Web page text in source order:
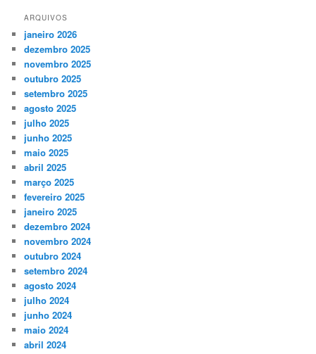
ARQUIVOS
janeiro 2026
dezembro 2025
novembro 2025
outubro 2025
setembro 2025
agosto 2025
julho 2025
junho 2025
maio 2025
abril 2025
março 2025
fevereiro 2025
janeiro 2025
dezembro 2024
novembro 2024
outubro 2024
setembro 2024
agosto 2024
julho 2024
junho 2024
maio 2024
abril 2024